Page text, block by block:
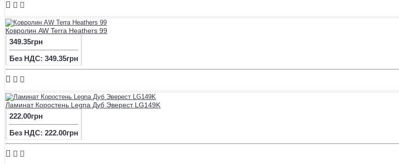
Ковролин AW Terra Heathers 99
349.35грн
Без НДС: 349.35грн
Ламинат Коростень Legna Дуб Эверест LG149K
222.00грн
Без НДС: 222.00грн